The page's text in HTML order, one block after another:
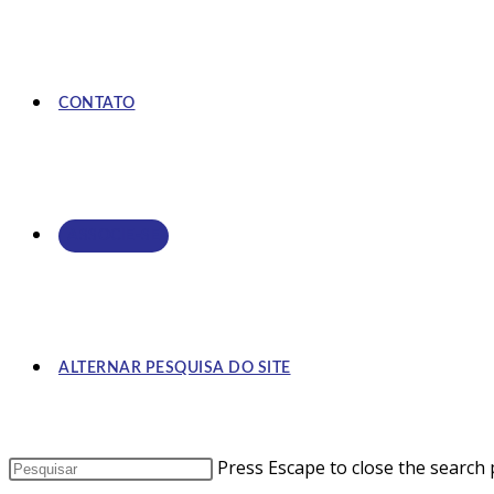
CONTATO
ALTERNAR PESQUISA DO SITE
Press Escape to close the search